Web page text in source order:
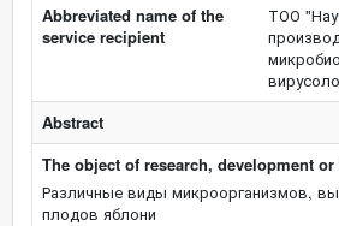
Abbreviated name of the
service recipient
ТОО
Abstract
The object of research, development
Различные виды микроорганизмов,
плодов яблони